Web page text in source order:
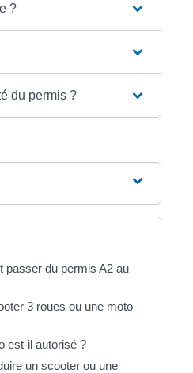
?
du permis ?
passer du permis A2 au
3 roues ou une moto
est-il autorisé ?
un scooter ou une